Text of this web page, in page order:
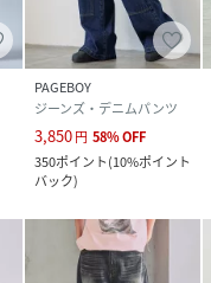
PAGEBOY
ジーンズ・デニムパンツ
3,850円 58%OFF
350ポイント(10%ポイント
バック)